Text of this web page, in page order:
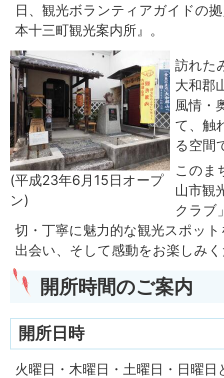
日、観光ボランティアガイドの
本十三町観光案内所』。
(平成23年6月15日オープ
ン)
訪れた
大和郡
風情・
て、触
る空間
このま
山市観
クラブ
切・丁寧に魅力的な観光スポッ
出会い、そして感動をお楽しみ
開所時間のご案内
開所日時
火曜日・木曜日・土曜日・日曜